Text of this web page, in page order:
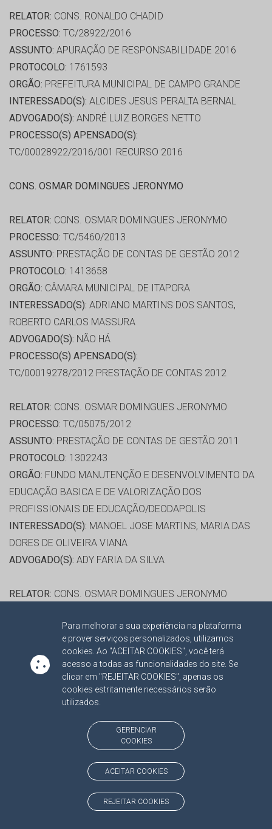
Para melhorar a sua experiência na plataforma
e prover serviços personalizados, utilizamos
cookies. Ao "ACEITAR COOKIES", você terá
acesso a todas as funcionalidades do site. Se
clicar em "REJEITAR COOKIES", apenas os
cookies estritamente necessários serão
utilizados.
GERENCIAR
COOKIES
ACEITAR COOKIES
REJEITAR COOKIES
RELATOR: CONS. RONALDO CHADID
PROCESSO: TC/28922/2016
ASSUNTO: APURAÇÃO DE RESPONSABILIDADE 2016
PROTOCOLO: 1761593
ORGÃO: PREFEITURA MUNICIPAL DE CAMPO GRANDE
INTERESSADO(S): ALCIDES JESUS PERALTA BERNAL
ADVOGADO(S): ANDRÉ LUIZ BORGES NETTO
PROCESSO(S) APENSADO(S):
TC/00028922/2016/001 RECURSO 2016
CONS. OSMAR DOMINGUES JERONYMO
RELATOR: CONS. OSMAR DOMINGUES JERONYMO
PROCESSO: TC/5460/2013
ASSUNTO: PRESTAÇÃO DE CONTAS DE GESTÃO 2012
PROTOCOLO: 1413658
ORGÃO: CÂMARA MUNICIPAL DE ITAPORA
INTERESSADO(S): ADRIANO MARTINS DOS SANTOS,
ROBERTO CARLOS MASSURA
ADVOGADO(S): NÃO HÁ
PROCESSO(S) APENSADO(S):
TC/00019278/2012 PRESTAÇÃO DE CONTAS 2012
RELATOR: CONS. OSMAR DOMINGUES JERONYMO
PROCESSO: TC/05075/2012
ASSUNTO: PRESTAÇÃO DE CONTAS DE GESTÃO 2011
PROTOCOLO: 1302243
ORGÃO: FUNDO MANUTENÇÃO E DESENVOLVIMENTO DA
EDUCAÇÃO BASICA E DE VALORIZAÇÃO DOS
PROFISSIONAIS DE EDUCAÇÃO/DEODAPOLIS
INTERESSADO(S): MANOEL JOSE MARTINS, MARIA DAS
DORES DE OLIVEIRA VIANA
ADVOGADO(S): ADY FARIA DA SILVA
RELATOR: CONS. OSMAR DOMINGUES JERONYMO
PRESTAÇÃO DE CONTAS DE GESTÃO 2013
PROTOCOLO: 1487191
ORGÃO:
FUNDO MUNICIPAL DE ASSISTÊNCIA SOCIAL DE
RIO BRILHANTE
INTERESSADO(S):DONATO LOPES DA SILVA, HEDI GELAIN
NÃO HÁ
CONS. OSMAR DOMINGUES JERONYMO
TC/120188/2012/001